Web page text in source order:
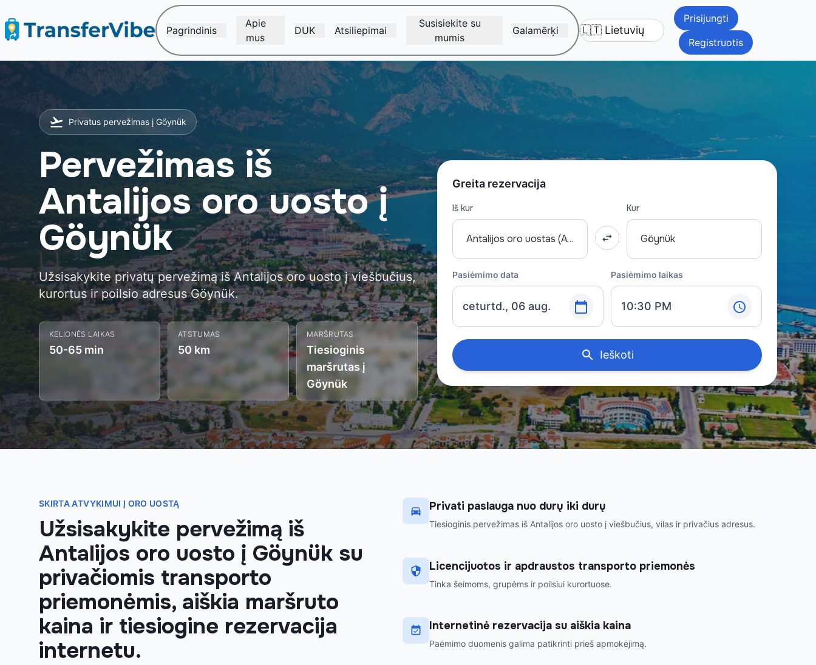
Pagrindinis
Apie
mus
DUK Atsiliepimai
Susisiekite su
mumis
Galamērķi
Prisijungti
Registruotis
Privatus pervežimas į Göynük
Pervežimas iš
Antalijos oro uosto į
Göynük
Užsisakykite privatų pervežimą iš Antalijos oro uosto į viešbučius,
kurortus ir poilsio adresus Göynük.
KELIONĖS LAIKAS
50-65 min
ATSTUMAS
50 km
MARŠRUTAS
Tiesioginis
maršrutas į
Göynük
Greita rezervacija
Iš kur
Antalijos oro uostas (AYT)
Kur
Göynük
Pasiėmimo data
ceturtd., 06 aug.
Pasiėmimo laikas
10:30 PM
Ieškoti
SKIRTA ATVYKIMUI Į ORO UOSTĄ
Užsisakykite pervežimą iš
Antalijos oro uosto į Göynük su
privačiomis transporto
priemonėmis, aiškia maršruto
kaina ir tiesiogine rezervacija
internetu.
Privati paslauga nuo durų iki durų
Tiesioginis pervežimas iš Antalijos oro uosto į viešbučius, vilas ir privačius adresus.
Licencijuotos ir apdraustos transporto priemonės
Tinka šeimoms, grupėms ir poilsiui kurortuose.
Internetinė rezervacija su aiškia kaina
Paėmimo duomenis galima patikrinti prieš apmokėjimą.